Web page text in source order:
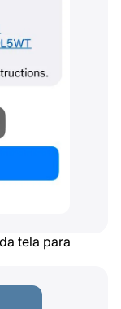
tela para